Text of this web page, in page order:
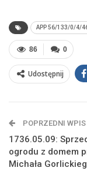
APP 56/133/0/4/
0
86
Udostępnij
POPRZEDNI WPIS
1736.05.09:
ogrodu z domem
Michała